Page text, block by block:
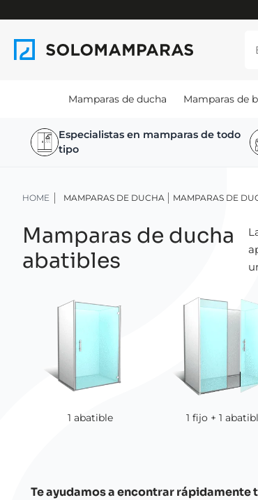
Mamparas de ducha Mamparas de
Especialistas en mamparas de todo
tipo
HOME MAMPARAS DE DUCHA MAMPARAS DE
Mamparas de ducha
abatibles
1 abatible 1 fijo + 1
Te ayudamos a encontrar rápidamente